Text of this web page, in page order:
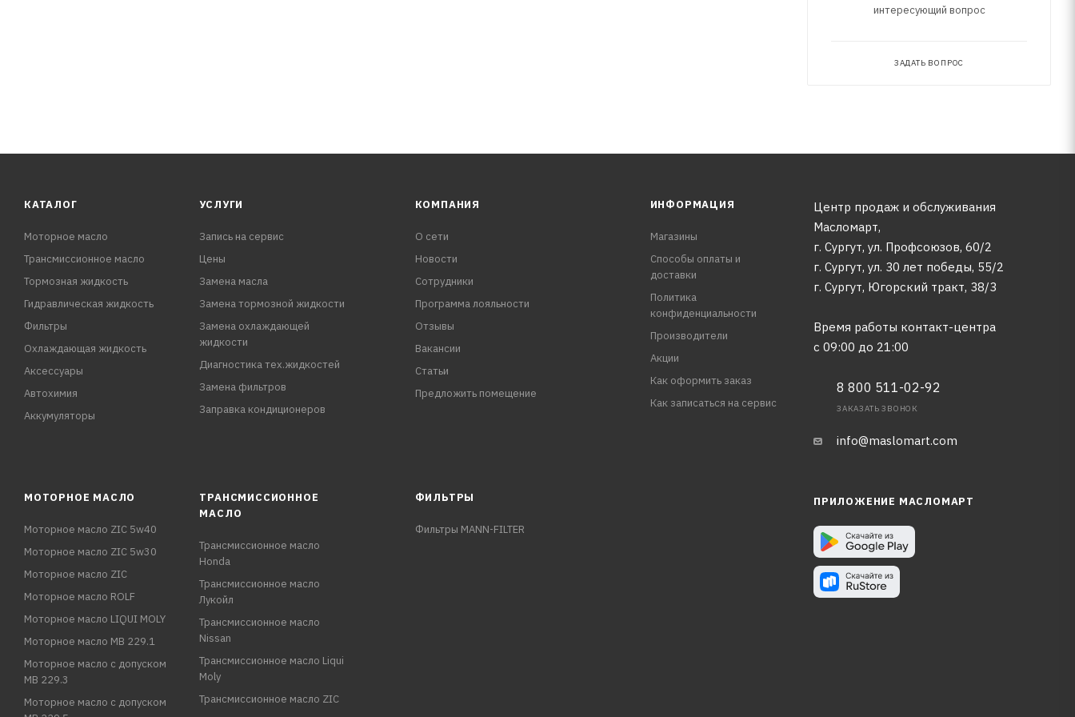
интересующий вопрос
ЗАДАТЬ ВОПРОС
КАТАЛОГ
Моторное масло
Трансмиссионное масло
Тормозная жидкость
Гидравлическая жидкость
Фильтры
Охлаждающая жидкость
Аксессуары
Автохимия
Аккумуляторы
УСЛУГИ
Запись на сервис
Цены
Замена масла
Замена тормозной жидкости
Замена охлаждающей
жидкости
Диагностика тех.жидкостей
Замена фильтров
Заправка кондиционеров
КОМПАНИЯ
О сети
Новости
Сотрудники
Программа лояльности
Отзывы
Вакансии
Статьи
Предложить помещение
ИНФОРМАЦИЯ
Магазины
Способы оплаты и
доставки
Политика
конфиденциальности
Производители
Акции
Как оформить заказ
Как записаться на сервис
Центр продаж и обслуживания
Масломарт,
г. Сургут, ул. Профсоюзов, 60/2
г. Сургут, ул. 30 лет победы, 55/2
г. Сургут, Югорский тракт, 38/3
Время работы контакт-центра
с 09:00 до 21:00
8 800 511-02-92
ЗАКАЗАТЬ ЗВОНОК
info@maslomart.com
МОТОРНОЕ МАСЛО
Моторное масло ZIC 5w40
Моторное масло ZIC 5w30
Моторное масло ZIC
Моторное масло ROLF
Моторное масло LIQUI MOLY
Моторное масло MB 229.1
Моторное масло с допуском
MB 229.3
Моторное масло с допуском
ТРАНСМИССИОННОЕ
МАСЛО
Трансмиссионное масло
Honda
Трансмиссионное масло
Лукойл
Трансмиссионное масло
Nissan
Трансмиссионное масло Liqui
Moly
Трансмиссионное масло ZIC
ФИЛЬТРЫ
Фильтры MANN-FILTER
ПРИЛОЖЕНИЕ МАСЛОМАРТ